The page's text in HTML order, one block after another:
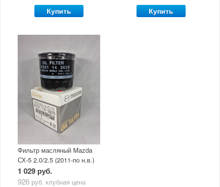
Купить Купить
Фильтр масляный Mazda
СХ-5 2.0/2.5 (2011-по н.в.)
1 029 руб.
926 руб. клубная цена